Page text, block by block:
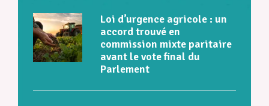
Loi d’urgence agricole : un
accord trouvé en
commission mixte paritaire
avant le vote final du
Parlement